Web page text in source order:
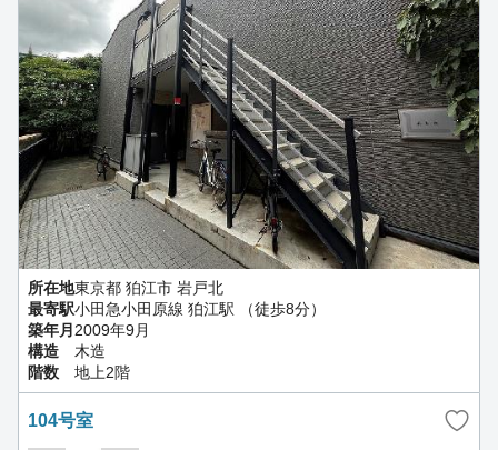
所在地東京都 狛江市 岩戸北
最寄駅小田急小田原線 狛江駅 （徒歩8分）
築年月 2009年9月
構造
木造
階数
地上2階
104号室